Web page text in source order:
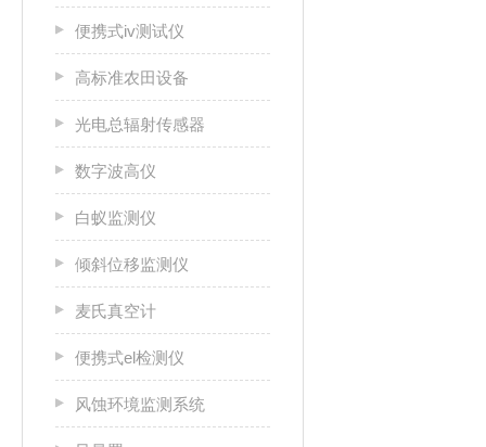
便携式iv测试仪
高标准农田设备
光电总辐射传感器
数字波高仪
白蚁监测仪
倾斜位移监测仪
麦氏真空计
便携式el检测仪
风蚀环境监测系统